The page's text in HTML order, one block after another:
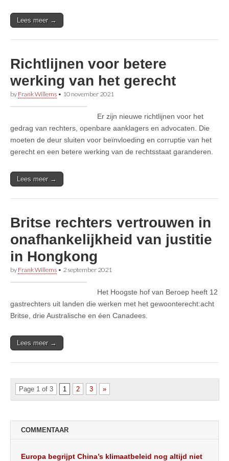
Lees meer →
Richtlijnen voor betere
werking van het gerecht
by Frank Willems • 10 november 2021
Er zijn nieuwe richtlijnen voor het
gedrag van rechters, openbare aanklagers en advocaten. Die
moeten de deur sluiten voor beïnvloeding en corruptie van het
gerecht en een betere werking van de rechtsstaat garanderen.
Lees meer →
Britse rechters vertrouwen in
onafhankelijkheid van justitie
in Hongkong
by Frank Willems • 2 september 2021
Het Hoogste hof van Beroep heeft 12
gastrechters uit landen die werken met het gewoonterecht:acht
Britse, drie Australische en éen Canadees.
Lees meer →
Page 1 of 3 1 2 3 »
COMMENTAAR
Europa begrijpt China’s klimaatbeleid nog altijd niet